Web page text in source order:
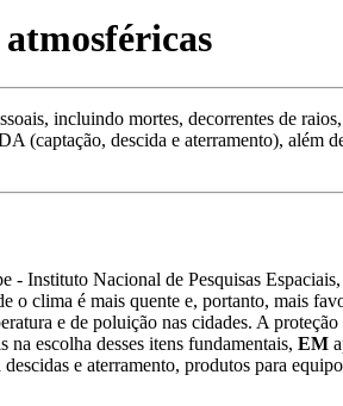
incluindo mortes, decorrentes de
(captação, descida e aterramento), além
Instituto Nacional de Pesquisas
clima é mais quente e, portanto, mais
e de poluição nas cidades. A
escolha desses itens fundamentais, EM
e aterramento, produtos para